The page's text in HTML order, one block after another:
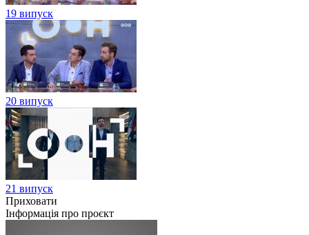
19 випуск
20 випуск
21 випуск
Приховати
Інформація про проєкт